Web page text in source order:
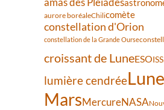
aurore boréaleChilicomète
constellation d'Orion
constellation de la Grande Ourse
croissant de LuneESOISS
lumière cendréeLune
MarsMercureNASA